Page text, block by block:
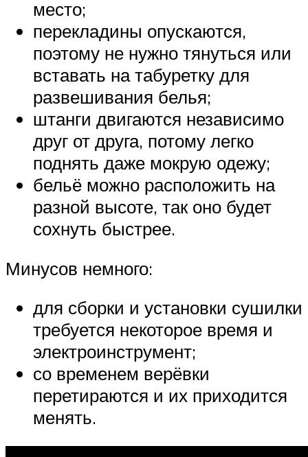
место;
перекладины опускаются,
поэтому не нужно тянуться или
вставать на табуретку для
развешивания белья;
штанги двигаются независимо
друг от друга, потому легко
поднять даже мокрую одежу;
бельё можно расположить на
разной высоте, так оно будет
сохнуть быстрее.
Минусов немного:
для сборки и установки сушилки
требуется некоторое время и
электроинструмент;
со временем верёвки
перетираются и их приходится
менять.